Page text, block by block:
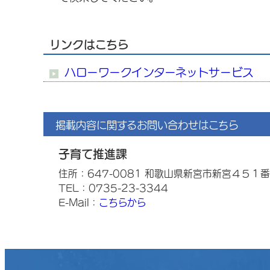
リンクはこちら
ハローワークインターネットサービス
掲載内容に関するお問い合わせはこちら
子育て推進課
住所：647-0081 和歌山県新宮市新宮４５１
TEL：0735-23-3344
E-Mail： こちらから